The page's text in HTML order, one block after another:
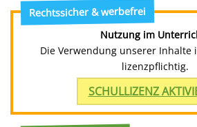
Rechtssicher & werbefrei
Nutzung im
Die Verwendung unserer Inhalte
lizenzpflichtig.
SCHULLIZENZ